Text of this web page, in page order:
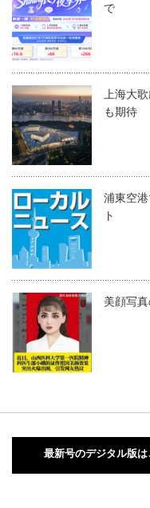
で
上海大
も期待
浦東空
ト
美顔写
最新号のデジタル版は